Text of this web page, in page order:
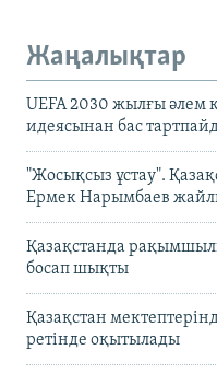
Жаңалықтар
UEFA 2030 жылғы әлем
идеясынан бас
"Жосықсыз ұстау".
Ермек Нарымбаев
Қазақстанда
босап шықты
Қазақстан
ретінде оқытылады